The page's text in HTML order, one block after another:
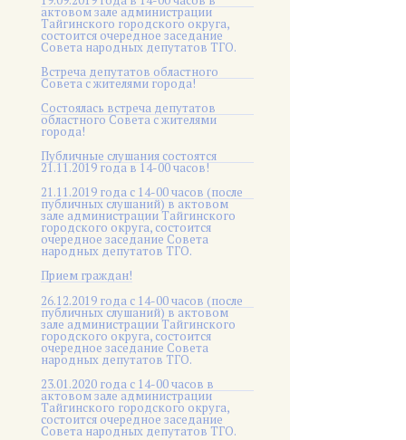
актовом зале администрации
Тайгинского городского округа,
состоится очередное заседание
Совета народных депутатов ТГО.
Встреча депутатов областного
Совета с жителями города!
Состоялась встреча депутатов
областного Совета с жителями
города!
Публичные слушания состоятся
21.11.2019 года в 14-00 часов!
21.11.2019 года с 14-00 часов (после
публичных слушаний) в актовом
зале администрации Тайгинского
городского округа, состоится
очередное заседание Совета
народных депутатов ТГО.
Прием граждан!
26.12.2019 года с 14-00 часов (после
публичных слушаний) в актовом
зале администрации Тайгинского
городского округа, состоится
очередное заседание Совета
народных депутатов ТГО.
23.01.2020 года с 14-00 часов в
актовом зале администрации
Тайгинского городского округа,
состоится очередное заседание
Совета народных депутатов ТГО.